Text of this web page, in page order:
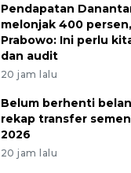
Pendapatan
melonjak 400 persen,
Prabowo: Ini perlu
dan audit
20 jam lalu
Belum berhenti
rekap transfer
2026
20 jam lalu